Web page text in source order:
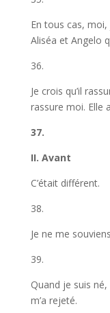
En tous cas,
Aliséa et Angelo
36.
Je crois qu’il
rassure moi. Elle
37.
II. Avant
C’était différent.
38.
Je ne me
39.
Quand je suis
m’a rejeté.